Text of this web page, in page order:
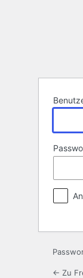
← Zu